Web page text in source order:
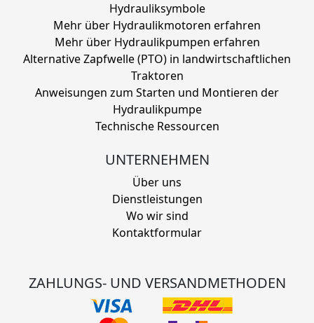
Hydrauliksymbole
Mehr über Hydraulikmotoren erfahren
Mehr über Hydraulikpumpen erfahren
Alternative Zapfwelle (PTO) in landwirtschaftlichen
Traktoren
Anweisungen zum Starten und Montieren der
Hydraulikpumpe
Technische Ressourcen
UNTERNEHMEN
Über uns
Dienstleistungen
Wo wir sind
Kontaktformular
ZAHLUNGS- UND VERSANDMETHODEN